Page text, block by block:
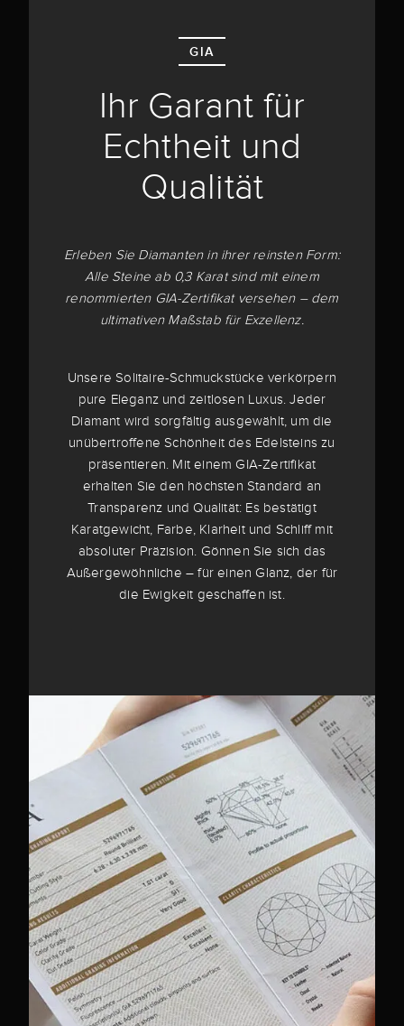
GIA
Ihr Garant für
Echtheit und
Qualität
Erleben Sie Diamanten in ihrer reinsten Form:
Alle Steine ab 0,3 Karat sind mit einem
renommierten GIA-Zertifikat versehen – dem
ultimativen Maßstab für Exzellenz.
Unsere Solitaire-Schmuckstücke verkörpern
pure Eleganz und zeitlosen Luxus. Jeder
Diamant wird sorgfältig ausgewählt, um die
unübertroffene Schönheit des Edelsteins zu
präsentieren. Mit einem GIA-Zertifikat
erhalten Sie den höchsten Standard an
Transparenz und Qualität: Es bestätigt
Karatgewicht, Farbe, Klarheit und Schliff mit
absoluter Präzision. Gönnen Sie sich das
Außergewöhnliche – für einen Glanz, der für
die Ewigkeit geschaffen ist.